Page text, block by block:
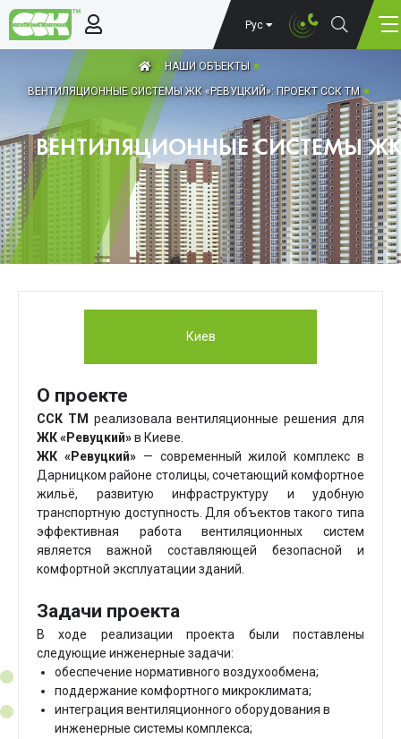
Рус
НАШИ ОБЪЕКТЫ
ВЕНТИЛЯЦИОННЫЕ СИСТЕМЫ ЖК «РЕВУЦКИЙ»: ПРОЕКТ ССК ТМ
ВЕНТИЛЯЦИОННЫЕ СИСТЕМЫ ЖК
Киев
О проекте
ССК ТМ реализовала вентиляционные решения для
ЖК «Ревуцкий»в Киеве.
ЖК «Ревуцкий»— современный жилой комплекс в
Дарницком районе столицы, сочетающий комфортное
жильё, развитую инфраструктуру и удобную
транспортную доступность. Для объектов такого типа
эффективная работа вентиляционных систем
является важной составляющей безопасной и
комфортной эксплуатации зданий.
Задачи проекта
В ходе реализации проекта были поставлены
следующие инженерные задачи:
обеспечение нормативного воздухообмена;
поддержание комфортного микроклимата;
интеграция вентиляционного оборудования в
инженерные системы комплекса;